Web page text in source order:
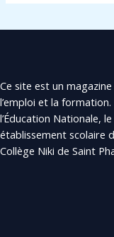
Ce site est un
l’emploi et la formation.
l’Éducation Nationale,
établissement scolaire
Collège Niki de Saint